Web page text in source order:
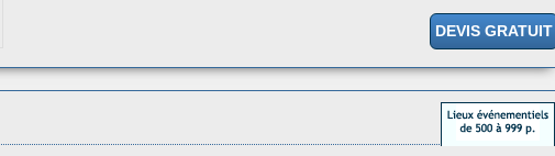
DEVIS GRATUIT